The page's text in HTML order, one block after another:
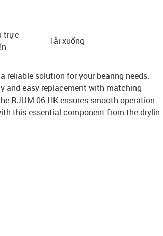
trực
Tải xuống
reliable solution for your bearing needs.
and easy replacement with matching
RJUM-06-HK ensures smooth operation
this essential component from the drylin